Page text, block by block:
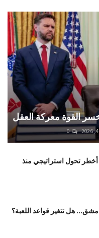
القوة معركة العقل
0
تحول استراتيجي منذ
هل تتغير قواعد اللعبة؟